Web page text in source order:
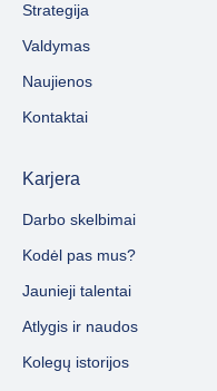
Strategija
Valdymas
Naujienos
Kontaktai
Karjera
Darbo skelbimai
Kodėl pas mus?
Jaunieji talentai
Atlygis ir naudos
Kolegų istorijos